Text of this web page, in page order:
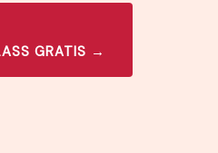
GRATIS →